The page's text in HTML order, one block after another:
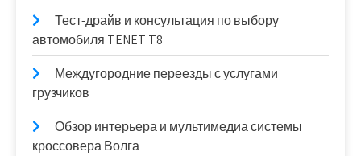
Тест-драйв и консультация по выбору
автомобиля TENET T8
Междугородние переезды с услугами
грузчиков
Обзор интерьера и мультимедиа системы
кроссовера Волга